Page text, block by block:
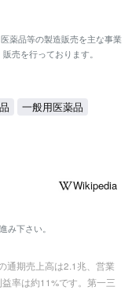
薬品等の製造販売を主な事業
売を行っております。
一般用医薬品
Wikipedia
み下さい。
通期売上高は2.1兆、営業
率は約11%です。第一三